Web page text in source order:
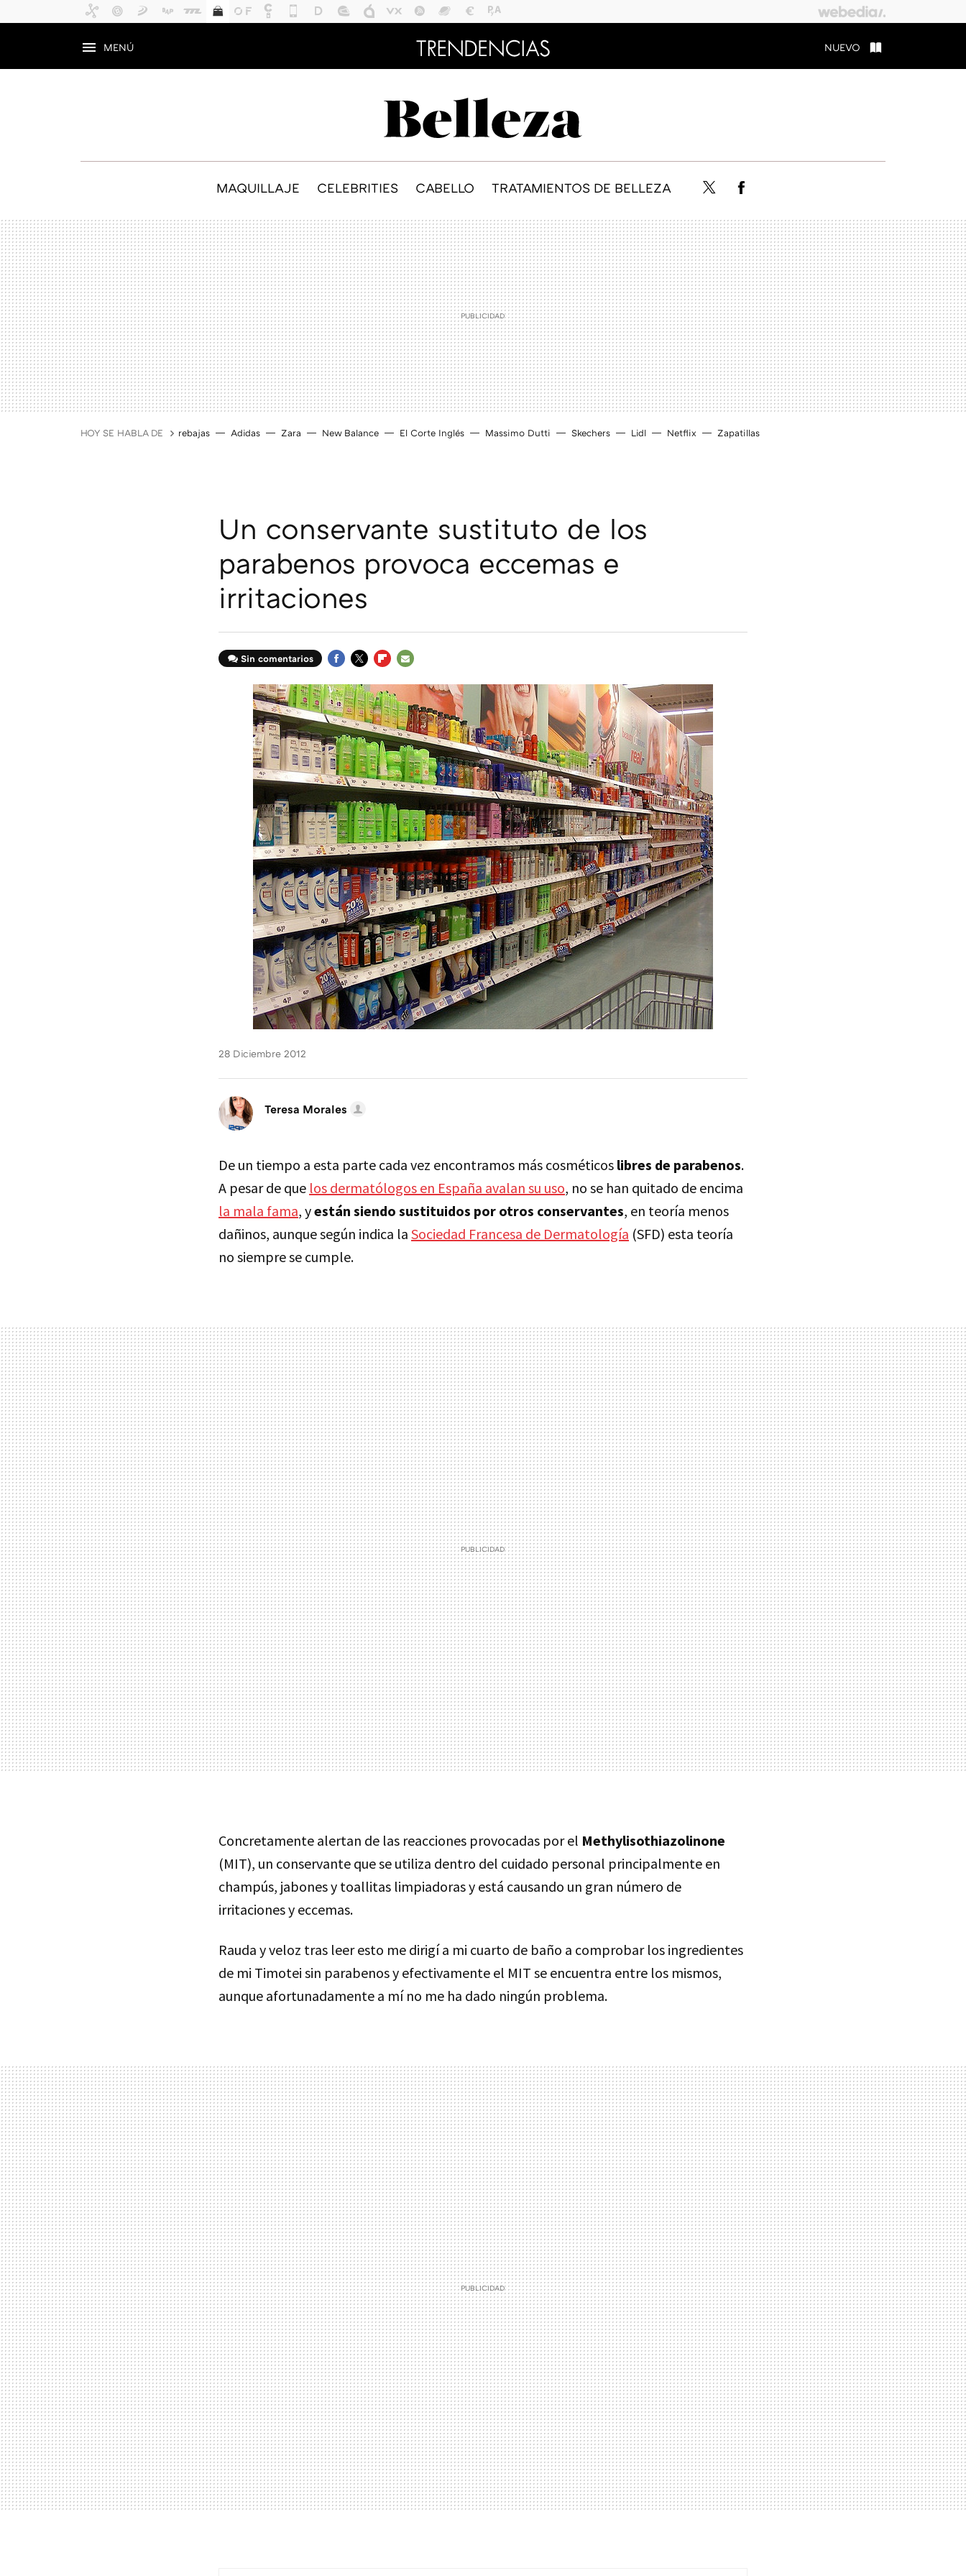
MENÚ NUEVO
MAQUILLAJE CELEBRITIES CABELLO TRATAMIENTOS DE BELLEZA Twitter
HOY SE HABLA DE rebajas Adidas Zara New Balance El Corte Inglés Massimo Dutti Skechers Lidl Netflix Zapatillas
Un conservante sustituto de los
parabenos provoca eccemas e
irritaciones
Sin comentarios
MAIL
28 Diciembre 2012
Teresa Morales
De un tiempo a esta parte cada vez encontramos más cosméticos libres de parabenos.
A pesar de que los dermatólogos en España avalan su uso, no se han quitado de encima
la mala fama, yestán siendo sustituidos por otros conservantes, en teoría menos
dañinos, aunque según indica la Sociedad Francesa de Dermatología (SFD) esta teoría
no siempre se cumple.
Concretamente alertan de las reacciones provocadas por el Methylisothiazolinone
(MIT), un conservante que se utiliza dentro del cuidado personal principalmente en
champús, jabones y toallitas limpiadoras y está causando un gran número de
irritaciones y eccemas.
Rauda y veloz tras leer esto me dirigí a mi cuarto de baño a comprobar los ingredientes
de mi Timotei sin parabenos y efectivamente el MIT se encuentra entre los mismos,
aunque afortunadamente a mí no me ha dado ningún problema.